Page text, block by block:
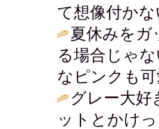
て想像付か
夏休みをガ
る場合じゃ
なピンクも
グレー大好
ットとかけ